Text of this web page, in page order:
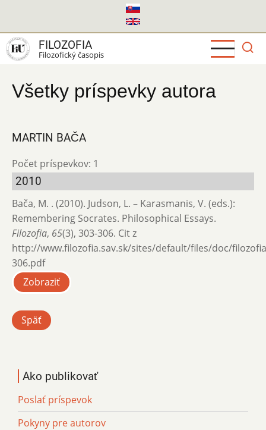
hlavný
obsah
FILOZOFIA
Filozofický časopis
Všetky príspevky autora
MARTIN BAČA
Počet príspevkov: 1
2010
Bača, M. . (2010). Judson, L. – Karasmanis, V. (eds.):
Remembering Socrates. Philosophical Essays.
Filozofia, 65(3), 303-306. Cit z
http://www.filozofia.sav.sk/sites/default/files/doc/
306.pdf
Zobraziť
Späť
Ako publikovať
Poslať príspevok
Pokyny pre autorov